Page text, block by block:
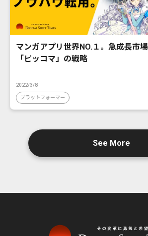
マンガアプリ世界NO.１。急成長市
「ピッコマ」の戦略
2022/3/8
プラットフォーマー
See More